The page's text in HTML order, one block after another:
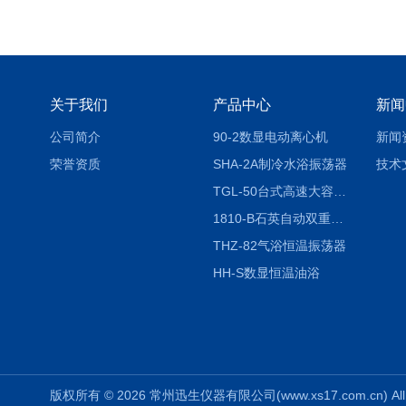
关于我们
公司简介
荣誉资质
产品中心
90-2数显电动离心机
SHA-2A制冷水浴振荡器
1810-B石英自动双重纯水蒸馏水器
THZ-82气浴恒温振荡器
HH-S数显恒温油浴
新
新闻
技术
版权所有 © 2026 常州迅生仪器有限公司